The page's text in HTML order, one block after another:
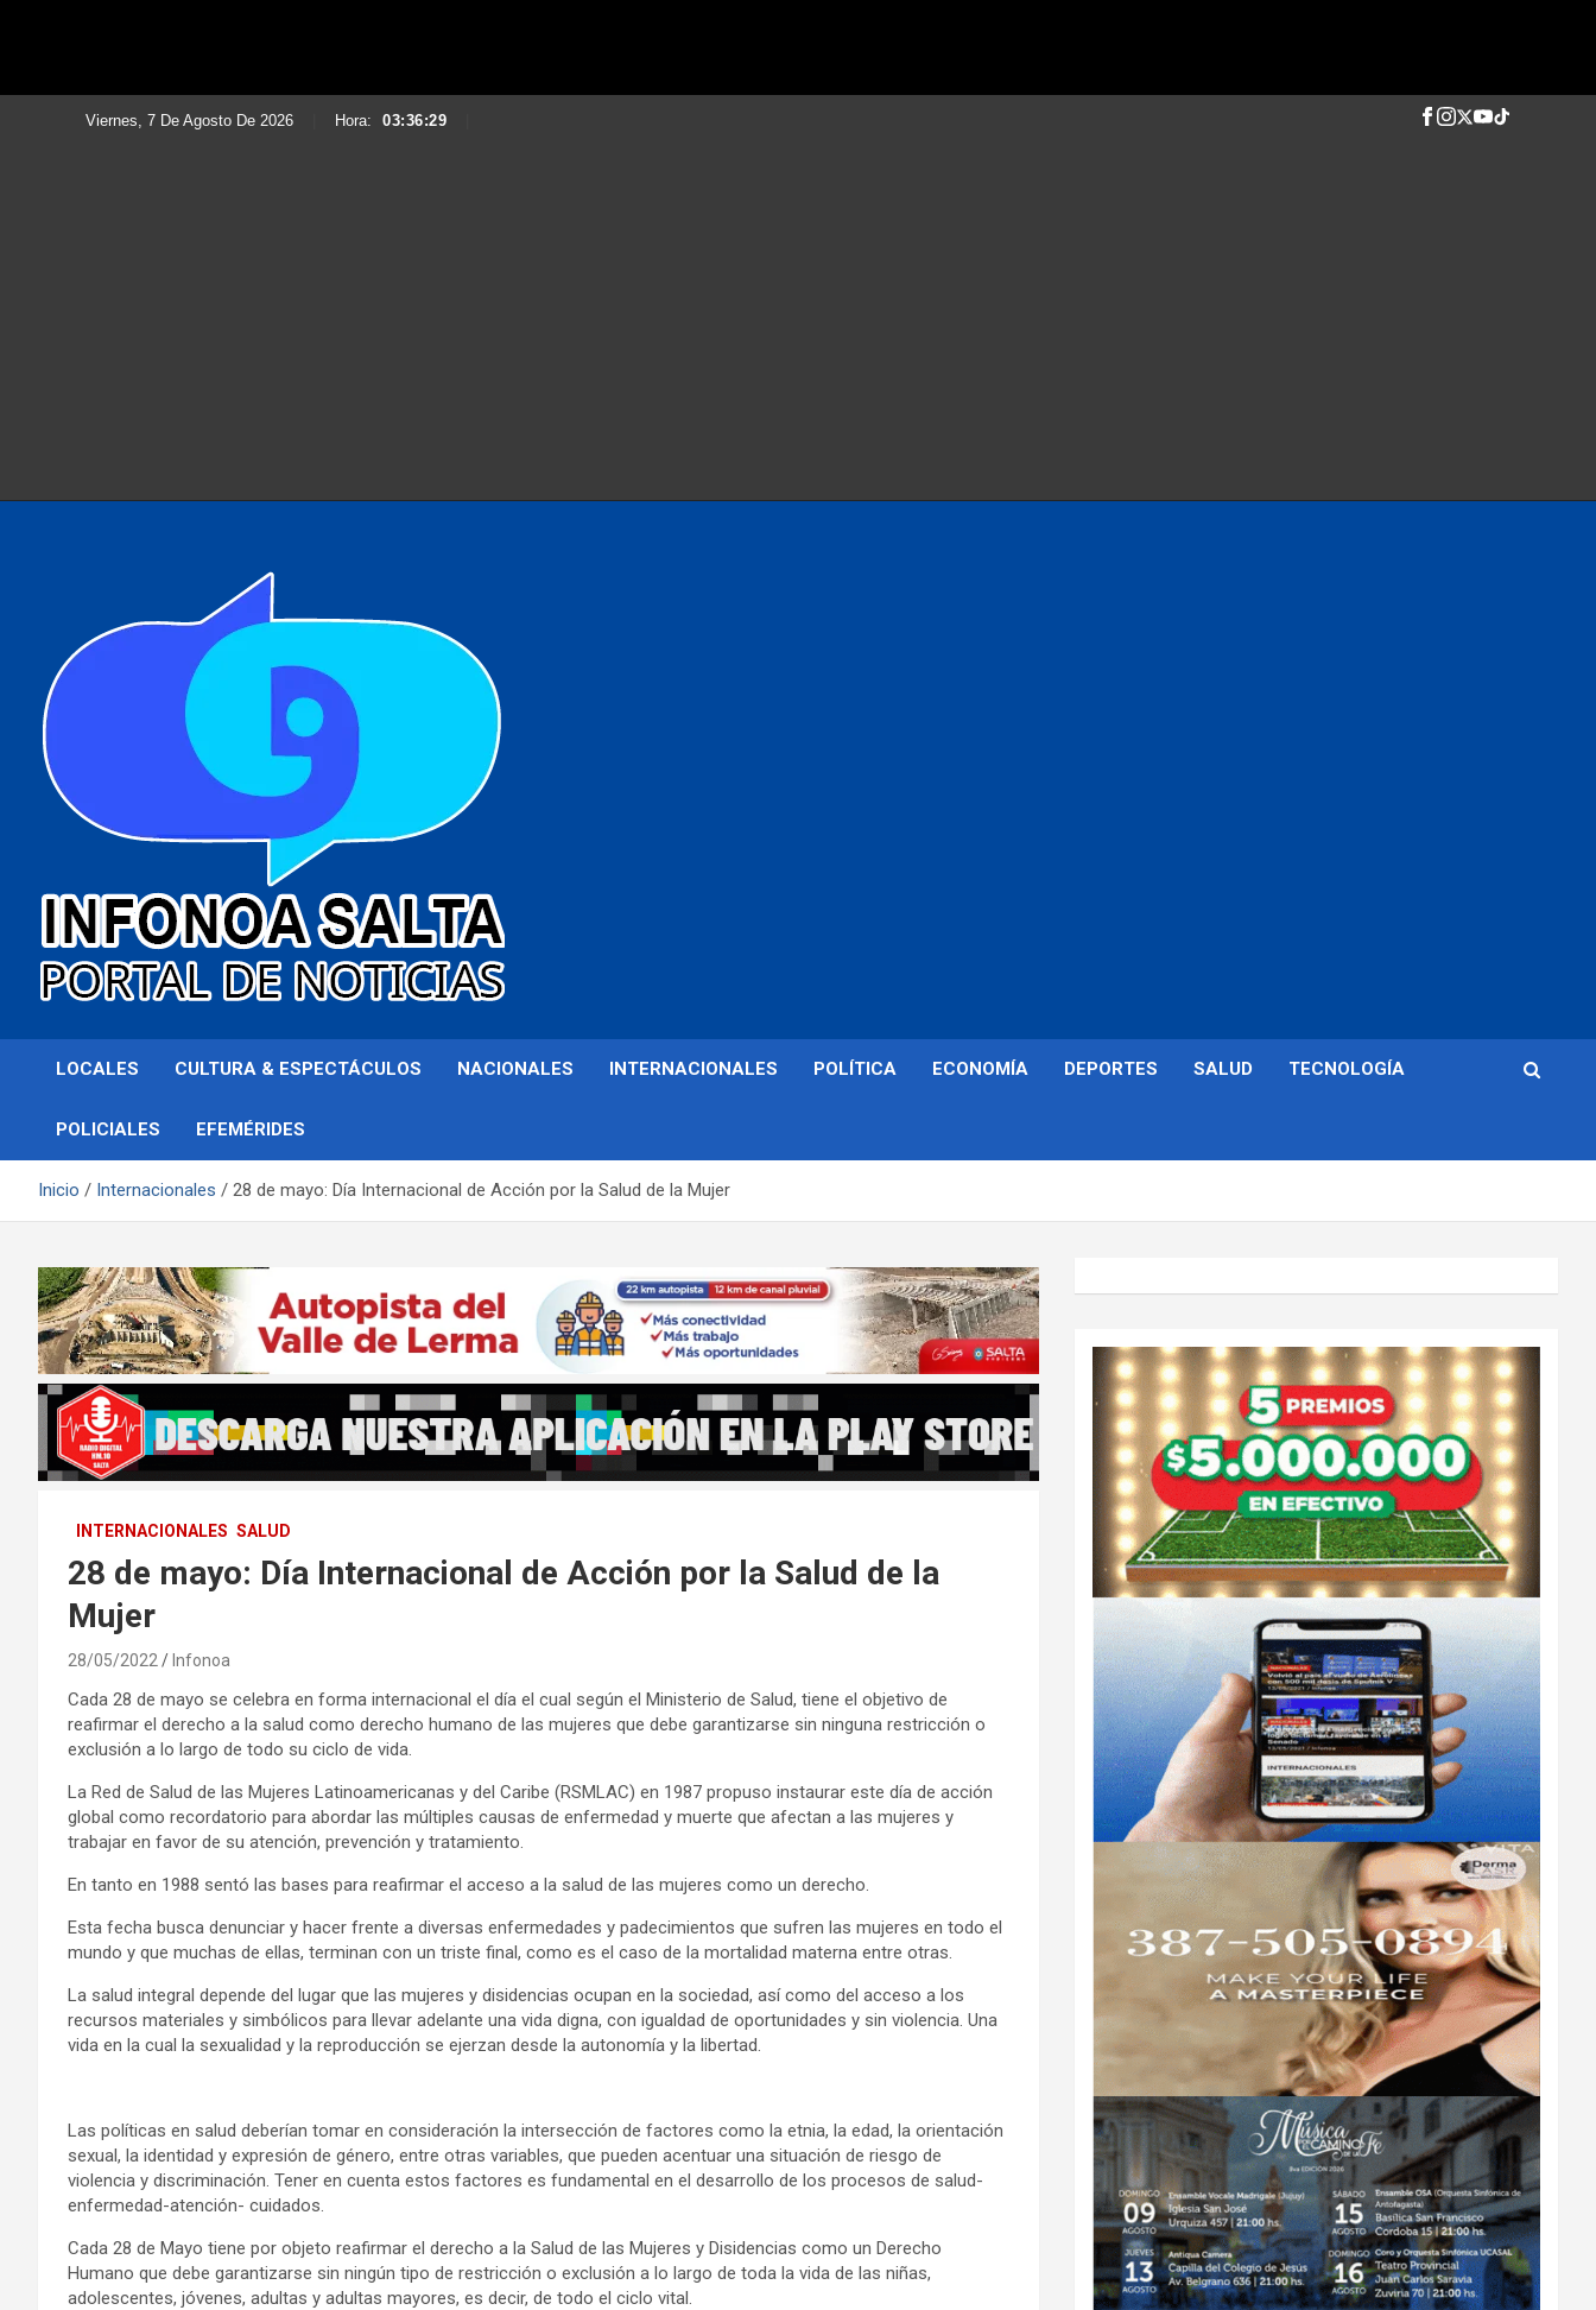
Viernes, 7 De Agosto De 2026 Hora: 03:36:31
Infonoa Salta
LOCALES CULTURA & ESPECTÁCULOS NACIONALES INTERNACIONALES POLÍTICA ECONOMÍA DEPORTES SALUD TECNOLOGÍA
POLICIALES EFEMÉRIDES
Inicio Internacionales 28 de mayo: Día Internacional de Acción por la Salud de la Mujer
INTERNACIONALES SALUD
28 de mayo: Día Internacional de Acción por la Salud de la
Mujer
28/05/2022 Infonoa
Cada 28 de mayo se celebra en forma internacional el día el cual según el Ministerio de Salud, tiene el objetivo de
reafirmar el derecho a la salud como derecho humano de las mujeres que debe garantizarse sin ninguna restricción o
exclusión a lo largo de todo su ciclo de vida.
La Red de Salud de las Mujeres Latinoamericanas y del Caribe (RSMLAC) en 1987 propuso instaurar este día de acción
global como recordatorio para abordar las múltiples causas de enfermedad y muerte que afectan a las mujeres y
trabajar en favor de su atención, prevención y tratamiento.
En tanto en 1988 sentó las bases para reafirmar el acceso a la salud de las mujeres como un derecho.
Esta fecha busca denunciar y hacer frente a diversas enfermedades y padecimientos que sufren las mujeres en todo el
mundo y que muchas de ellas, terminan con un triste final, como es el caso de la mortalidad materna entre otras.
La salud integral depende del lugar que las mujeres y disidencias ocupan en la sociedad, así como del acceso a los
recursos materiales y simbólicos para llevar adelante una vida digna, con igualdad de oportunidades y sin violencia. Una
vida en la cual la sexualidad y la reproducción se ejerzan desde la autonomía y la libertad.
Las políticas en salud deberían tomar en consideración la intersección de factores como la etnia, la edad, la orientación
sexual, la identidad y expresión de género, entre otras variables, que pueden acentuar una situación de riesgo de
violencia y discriminación. Tener en cuenta estos factores es fundamental en el desarrollo de los procesos de salud-
enfermedad-atención- cuidados.
Cada 28 de Mayo tiene por objeto reafirmar el derecho a la Salud de las Mujeres y Disidencias como un Derecho
Humano que debe garantizarse sin ningún tipo de restricción o exclusión a lo largo de toda la vida de las niñas,
adolescentes, jóvenes, adultas y adultas mayores, es decir, de todo el ciclo vital.